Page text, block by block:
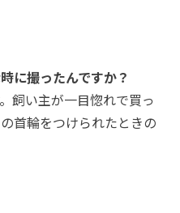
に撮ったんですか？
飼い主が一目惚れで買っ
首輪をつけられたときの